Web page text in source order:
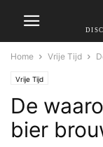
Home Vrije Tijd
Vrije Tijd
De
bier